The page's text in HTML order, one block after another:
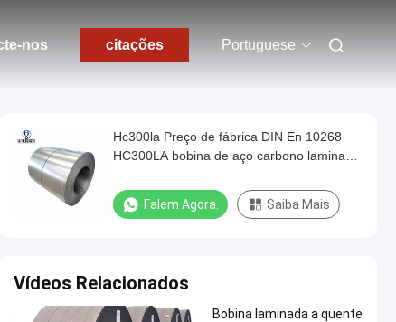
nos citações Portuguese
Hc300la Preço de fábrica DIN En 10268
HC300LA bobina de aço carbono laminada
Falem Agora. Saiba Mais
Vídeos Relacionados
Bobina laminada a quente